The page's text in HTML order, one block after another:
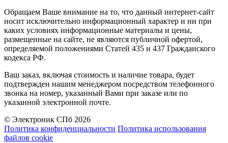
Обращаем Ваше внимание на то, что данный интернет-сайт
носит исключительно информационный характер и ни при
каких условиях информационные материалы и цены,
размещенные на сайте, не являются публичной офертой,
определяемой положениями Статей 435 и 437 Гражданского
кодекса РФ.
Ваш заказ, включая стоимость и наличие товара, будет
подтвержден нашим менеджером посредством телефонного
звонка на номер, указанный Вами при заказе или по
указанной электронной почте.
© Электроник СПб 2026
Политика конфиденциальности Политика использования
файлов cookie